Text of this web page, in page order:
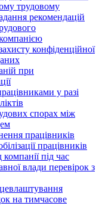
трудовому
рекомендацій
конфіденційної
при
у разі
спорах між
працівників
працівників
під час
влади перевірок з
на тимчасове